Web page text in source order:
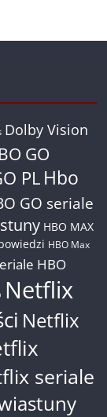
Dolby Vision
GO
PL Hbo
GO seriale
HBO MAX
HBO Max
HBO
Netflix
Netflix
seriale